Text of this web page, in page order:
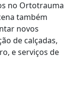
no Ortotrauma
também
novos
de calçadas,
e serviços de